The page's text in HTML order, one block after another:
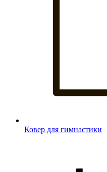
Ковер для гимнастики